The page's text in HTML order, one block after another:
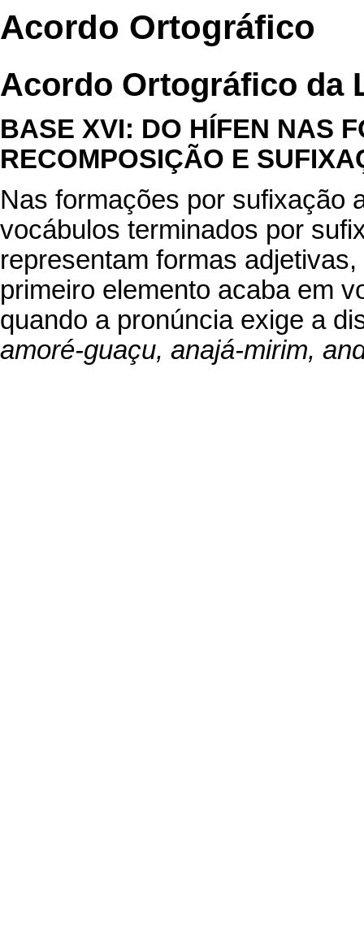
Acordo Ortográfico
Acordo Ortográfico da
BASE XVI: DO HÍFEN NAS
RECOMPOSIÇÃO E
Nas formações por sufixação
vocábulos terminados por
representam formas
primeiro elemento acaba em
quando a pronúncia exige a
amoré-guaçu, anajá-mirim,